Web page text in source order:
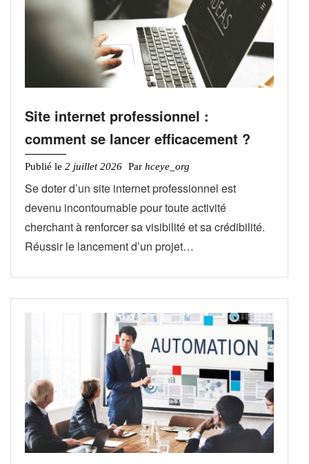
Site internet professionnel :
comment se lancer efficacement ?
Publié le 2 juillet 2026 Par hceye_org
Se doter d’un site internet professionnel est
devenu incontournable pour toute activité
cherchant à renforcer sa visibilité et sa crédibilité.
Réussir le lancement d’un projet…